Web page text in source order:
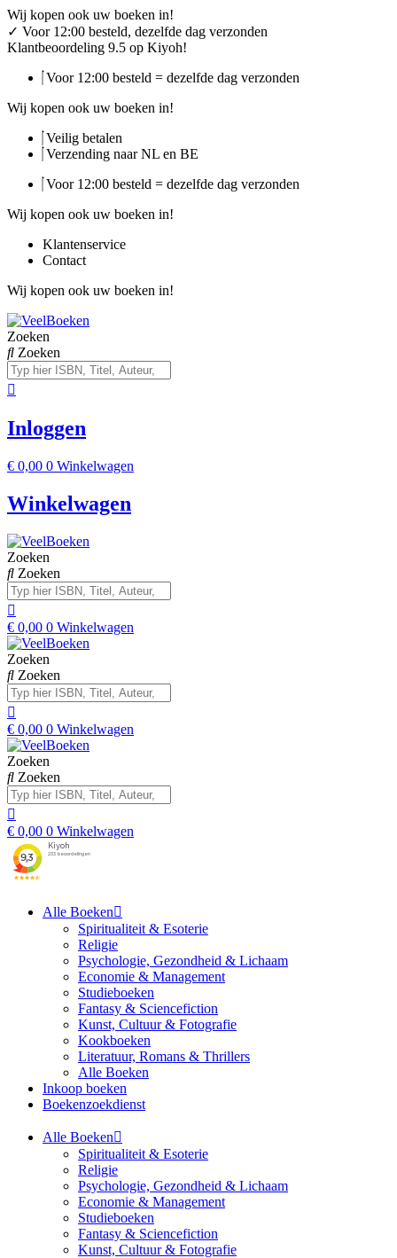
Ga
naar
de
Wij kopen ook uw boeken in!
✓ Voor 12:00 besteld, dezelfde dag verzonden
Klantbeoordeling 9.5 op Kiyoh!
Voor 12:00 besteld = dezelfde dag verzonden
Wij kopen ook uw boeken in!
Veilig betalen
Verzending naar NL en BE
Voor 12:00 besteld = dezelfde dag verzonden
Wij kopen ook uw boeken in!
Klantenservice
Contact
Wij kopen ook uw boeken in!
Zoeken
Zoeken
Inloggen
€ 0,00 0 Winkelwagen
Winkelwagen
Zoeken
Zoeken
€ 0,00 0 Winkelwagen
Zoeken
Zoeken
€ 0,00 0 Winkelwagen
Zoeken
Zoeken
€ 0,00 0 Winkelwagen
Alle Boeken
Spiritualiteit & Esoterie
Religie
Psychologie, Gezondheid & Lichaam
Economie & Management
Studieboeken
Fantasy & Sciencefiction
Kunst, Cultuur & Fotografie
Kookboeken
Literatuur, Romans & Thrillers
Alle Boeken
Inkoop boeken
Boekenzoekdienst
Alle Boeken
Spiritualiteit & Esoterie
Religie
Psychologie, Gezondheid & Lichaam
Economie & Management
Studieboeken
Fantasy & Sciencefiction
Kunst, Cultuur & Fotografie